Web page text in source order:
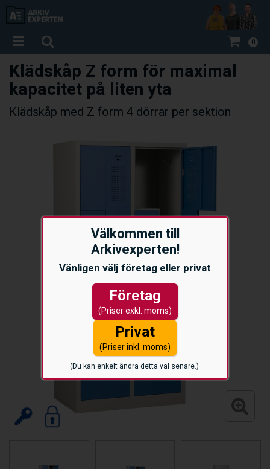
Välkommen till
Arkivexperten!
Vänligen välj företag eller privat
Företag
(Priser exkl. moms)
Privat
(Priser inkl. moms)
(Du kan enkelt ändra detta val senare.)
0
Klädskåp Z form för maximal
kapacitet på liten yta
Klädskåp med Z form 4 dörrar per sektion